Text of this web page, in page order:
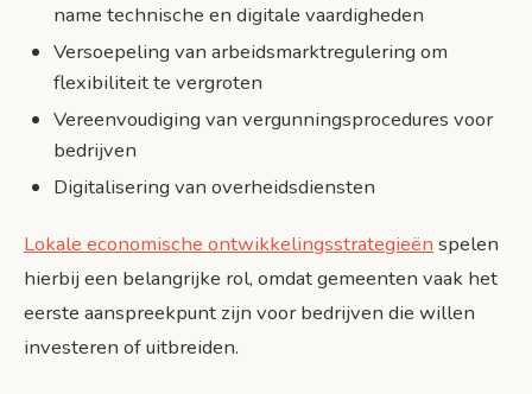
name technische en digitale vaardigheden
Versoepeling van arbeidsmarktregulering om
flexibiliteit te vergroten
Vereenvoudiging van vergunningsprocedures voor
bedrijven
Digitalisering van overheidsdiensten
Lokale economische ontwikkelingsstrategieën spelen
hierbij een belangrijke rol, omdat gemeenten vaak het
eerste aanspreekpunt zijn voor bedrijven die willen
investeren of uitbreiden.